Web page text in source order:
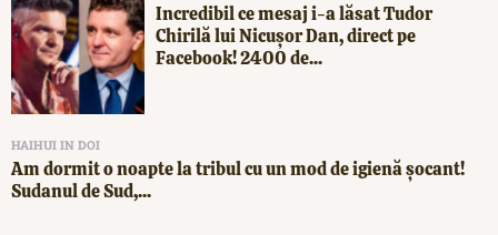
Incredibil ce mesaj i-a lăsat Tudor
Chirilă lui Nicușor Dan, direct pe
Facebook! 2400 de...
HAIHUI IN DOI
Am dormit o noapte la tribul cu un mod de igienă șocant!
Sudanul de Sud,...